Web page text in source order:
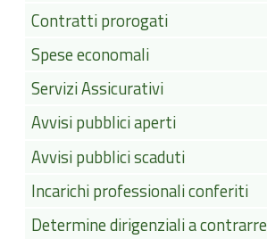
Contratti prorogati
Spese economali
Servizi Assicurativi
Avvisi pubblici aperti
Avvisi pubblici scaduti
Incarichi professionali conferiti
Determine dirigenziali a contrarre